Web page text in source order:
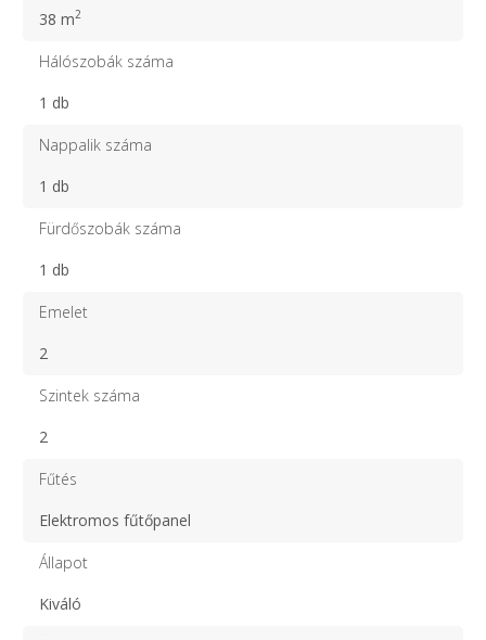
38 m2
Hálószobák száma
1 db
Nappalik száma
1 db
Fürdőszobák száma
1 db
Emelet
2
Szintek száma
2
Fűtés
Elektromos fűtőpanel
Állapot
Kiváló